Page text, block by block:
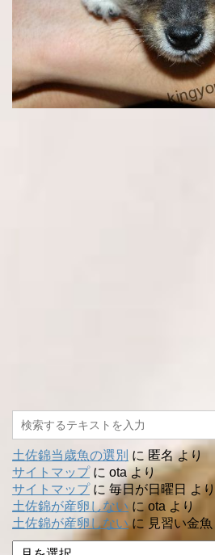
土佐錦当歳魚の選別 に匿名より
サイトマップに otaより
サイトマップに 毎日が日曜日 より
土佐錦が産卵しない にota より
土佐錦が産卵しないに 見習い金魚
ア